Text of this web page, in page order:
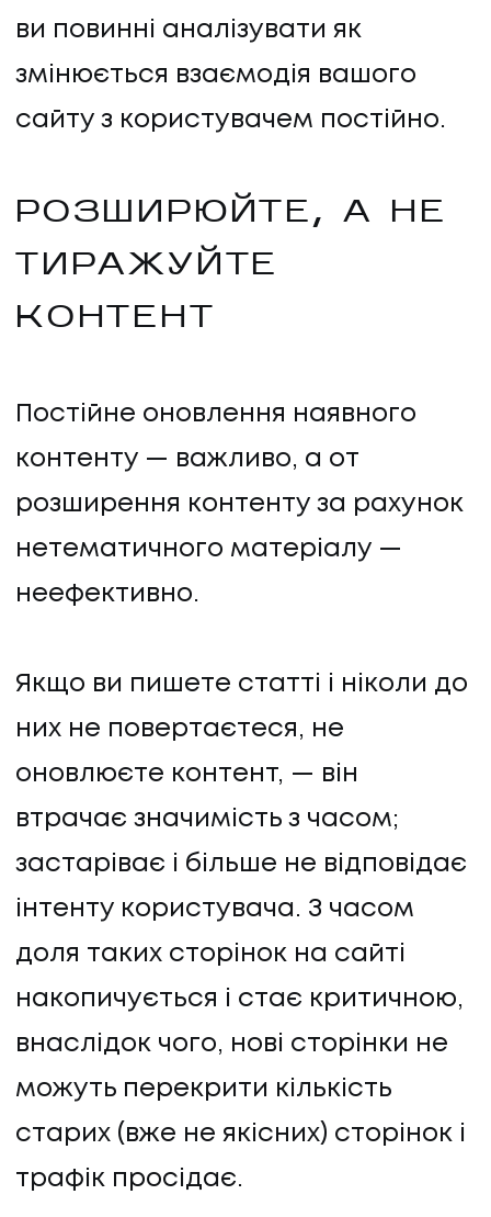
ви повинні аналізувати як
змінюється взаємодія вашого
сайту з користувачем постійно.
РОЗШИРЮЙТЕ, А НЕ
ТИРАЖУЙТЕ
КОНТЕНТ
Постійне оновлення наявного
контенту — важливо, а от
розширення контенту за рахунок
нетематичного матеріалу —
неефективно.
Якщо ви пишете статті і ніколи до
них не повертаєтеся, не
оновлюєте контент, — він
втрачає значимість з часом;
застаріває і більше не відповідає
інтенту користувача. З часом
доля таких сторінок на сайті
накопичується і стає критичною,
внаслідок чого, нові сторінки не
можуть перекрити кількість
старих (вже не якісних) сторінок і
трафік просідає.